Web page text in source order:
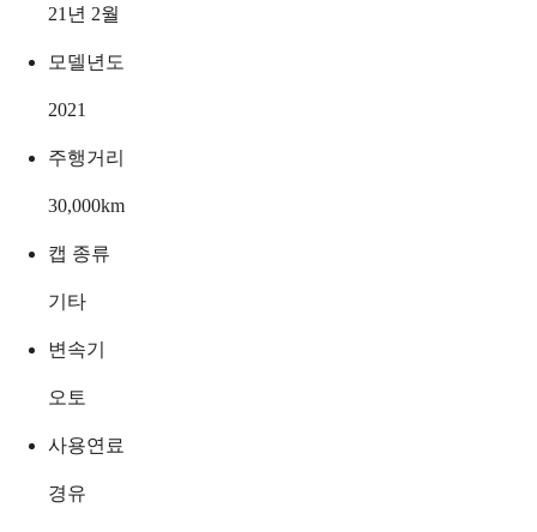
21년 2월
모델년도
2021
주행거리
30,000km
캡 종류
기타
변속기
오토
사용연료
경유